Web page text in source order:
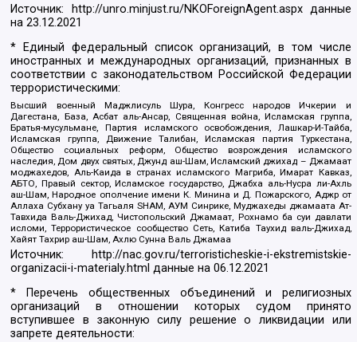
Источник: http://unro.minjust.ru/NKOForeignAgent.aspxданные
на23.12.2021
* Единый федеральный список организаций, в том числе
иностранных и международных организаций, признанных в
соответствии с законодательством Российской Федерации
террористическими:
Высший военный Маджлисуль Шура, Конгресс народов Ичкерии и
Дагестана, База, Асбат аль-Ансар, Священная война, Исламская группа,
Братья-мусульмане, Партия исламского освобождения, Лашкар-И-Тайба,
Исламская группа, Движение Талибан, Исламская партия Туркестана,
Общество социальных реформ, Общество возрождения исламского
наследия, Дом двух святых, Джунд аш-Шам, Исламский джихад – Джамаат
моджахедов, Аль-Каида в странах исламского Магриба, Имарат Кавказ,
АБТО, Правый сектор, Исламское государство, Джабха аль-Нусра ли-Ахль
аш-Шам, Народное ополчение имени К. Минина и Д. Пожарского, Аджр от
Аллаха Субхану уа Тагьаля SHAM, АУМ Синрике, Муджахеды джамаата Ат-
Тавхида Валь-Джихад, Чистопольский Джамаат, Рохнамо ба суи давлати
исломи, Террористическое сообщество Сеть, Катиба Таухид валь-Джихад,
Хайят Тахрир аш-Шам, Ахлю Сунна Валь Джамаа
Источник:
http://nac.gov.ru/terroristicheskie-i-ekstremistskie-
organizacii-i-materialy.html данные на06.12.2021
* Перечень общественных объединений и религиозных
организаций в отношении которых судом принято
вступившее в законную силу решение о ликвидации или
запрете деятельности: